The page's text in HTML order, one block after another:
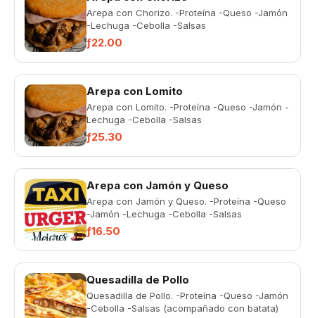
Arepa con Chorizo. -Proteína -Queso -Jamón
-Lechuga -Cebolla -Salsas
ƒ22.00
Arepa con Lomito
Arepa con Lomito. -Proteína -Queso -Jamón -
Lechuga -Cebolla -Salsas
ƒ25.30
Arepa con Jamón y Queso
Arepa con Jamón y Queso. -Proteína -Queso
-Jamón -Lechuga -Cebolla -Salsas
ƒ16.50
Quesadilla de Pollo
Quesadilla de Pollo. -Proteína -Queso -Jamón
-Cebolla -Salsas (acompañado con batata)